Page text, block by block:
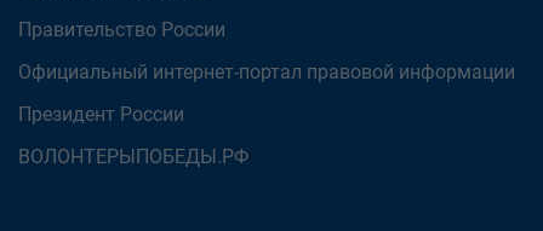
Правительство России
Официальный интернет-портал правовой информации
Президент России
ВОЛОНТЕРЫПОБЕДЫ.РФ